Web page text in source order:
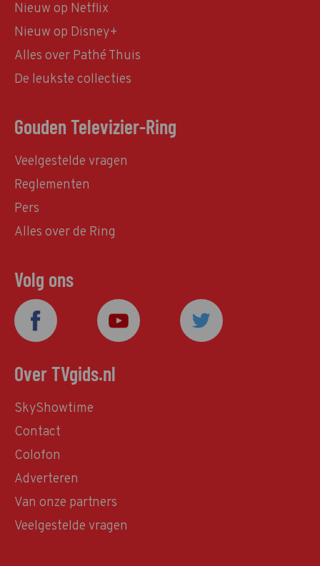
Nieuw op Netflix
Nieuw op Disney+
Alles over Pathé Thuis
De leukste collecties
Gouden Televizier-Ring
Veelgestelde vragen
Reglementen
Pers
Alles over de Ring
Volg ons
Over TVgids.nl
SkyShowtime
Contact
Colofon
Adverteren
Van onze partners
Veelgestelde vragen